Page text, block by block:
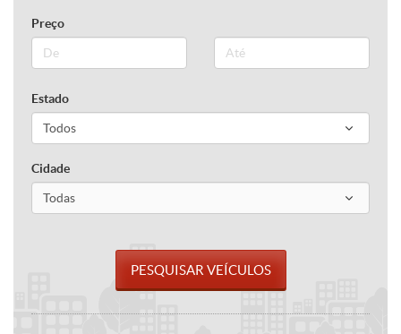
Preço
Estado
Cidade